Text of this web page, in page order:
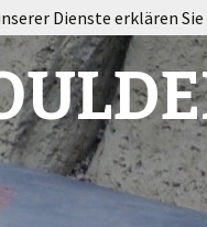
Dienste erklären